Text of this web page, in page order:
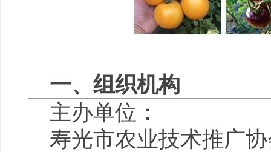
一、组织机构
主办单位：
寿光市农业技术推广